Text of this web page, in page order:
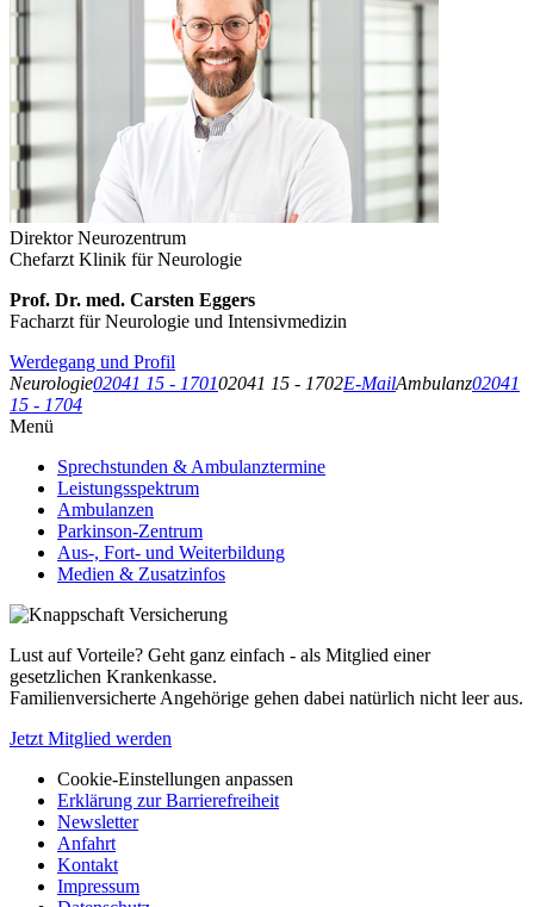
Direktor Neurozentrum
Chefarzt Klinik für Neurologie
Prof. Dr. med. Carsten Eggers
Facharzt für Neurologie und Intensivmedizin
Werdegang und Profil
Neurologie02041 15 - 170102041 15 - 1702E-MailAmbulanz02041
15 - 1704
Menü
Sprechstunden & Ambulanztermine
Leistungsspektrum
Ambulanzen
Parkinson-Zentrum
Aus-, Fort- und Weiterbildung
Medien & Zusatzinfos
Lust auf Vorteile? Geht ganz einfach - als Mitglied einer
gesetzlichen Krankenkasse.
Familienversicherte Angehörige gehen dabei natürlich nicht leer aus.
Jetzt Mitglied werden
Cookie-Einstellungen anpassen
Erklärung zur Barrierefreiheit
Newsletter
Anfahrt
Kontakt
Impressum